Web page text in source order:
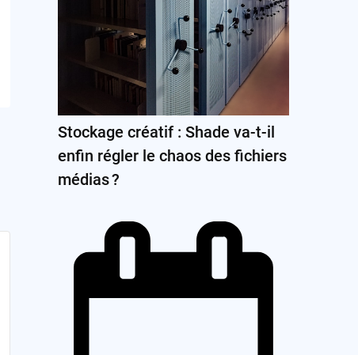
Stockage créatif : Shade va-t-il
enfin régler le chaos des fichiers
médias ?